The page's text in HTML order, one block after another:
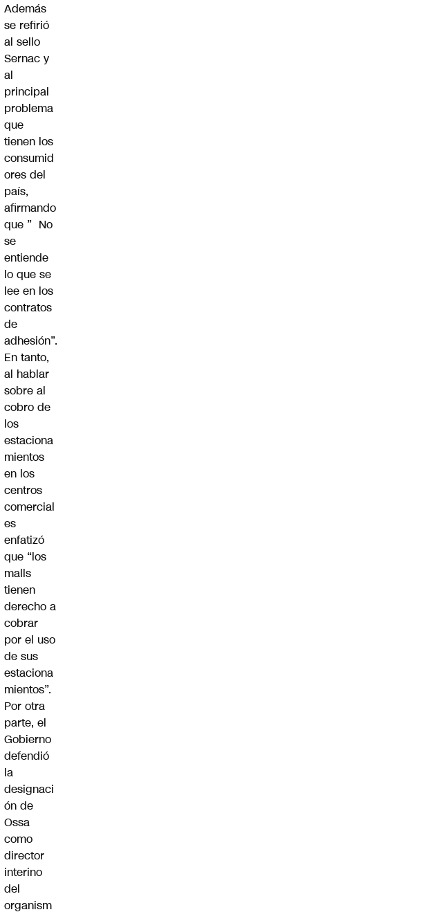
Además
se refirió
al sello
Sernac y
al
principal
problema
que
tienen los
consumid
ores del
país,
afirmando
que ” No
se
entiende
lo que se
lee en los
contratos
de
adhesión”.
En tanto,
al hablar
sobre al
cobro de
los
estaciona
mientos
en los
centros
comercial
es
enfatizó
que “los
malls
tienen
derecho a
cobrar
por el uso
de sus
estaciona
mientos”.
Por otra
parte, el
Gobierno
defendió
la
designaci
ón de
Ossa
como
director
interino
del
organism